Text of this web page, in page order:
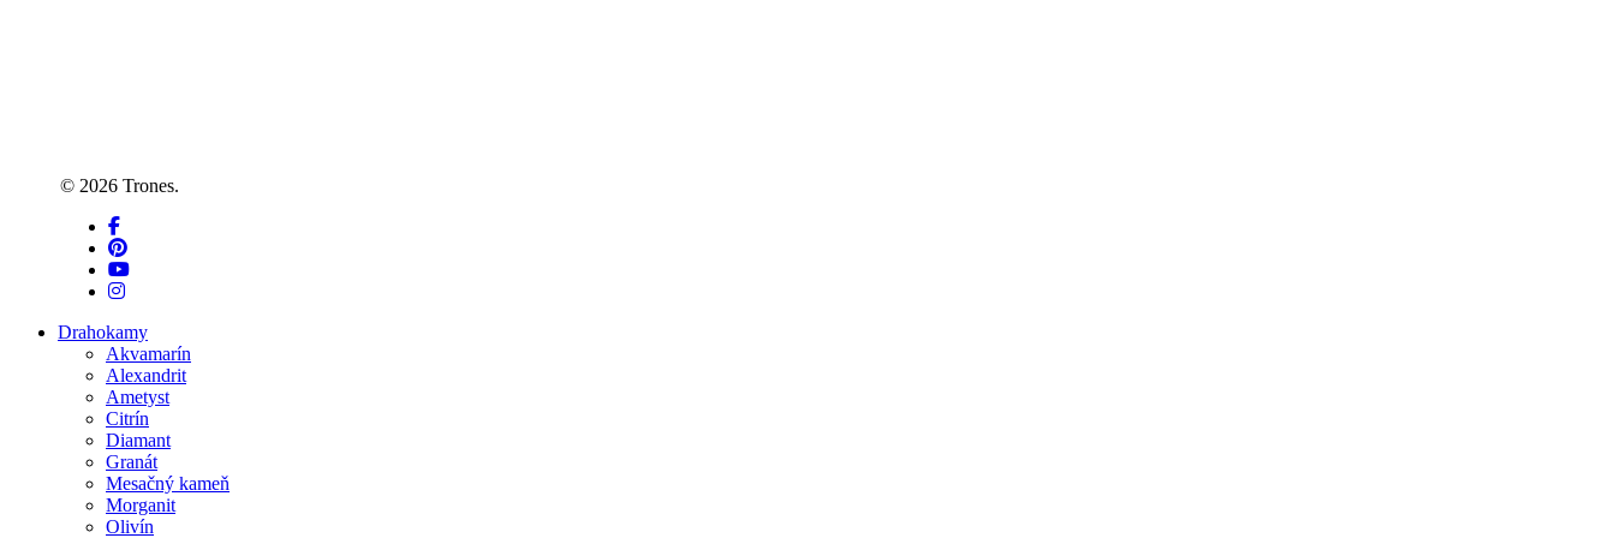
© 2026 Trones.
facebook
pinterest
youtube
instagram
Close
Drahokamy
Akvamarín
Alexandrit
Ametyst
Citrín
Diamant
Granát
Mesačný kameň
Morganit
Olivín